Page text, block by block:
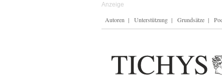
Autoren Unterstützung Grundsätze